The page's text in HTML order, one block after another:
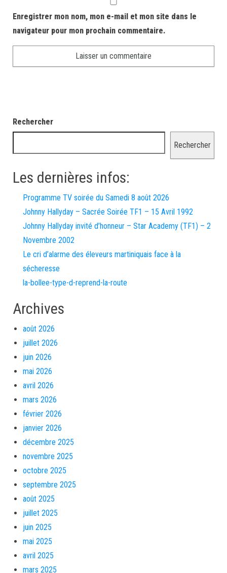
Enregistrer mon nom, mon e-mail et mon site dans le
navigateur pour mon prochain commentaire.
Rechercher
Rechercher
Les dernières infos:
Programme TV soirée du Samedi 8 août 2026
Johnny Hallyday – Sacrée Soirée TF1 – 15 Avril 1992
Johnny Hallyday invité d’honneur – Star Academy (TF1) – 2
Novembre 2002
Le cri d’alarme des éleveurs martiniquais face à la
sécheresse
la-bollee-type-d-reprend-la-route
Archives
août 2026
juillet 2026
juin 2026
mai 2026
avril 2026
mars 2026
février 2026
janvier 2026
décembre 2025
novembre 2025
octobre 2025
septembre 2025
août 2025
juillet 2025
juin 2025
mai 2025
avril 2025
mars 2025